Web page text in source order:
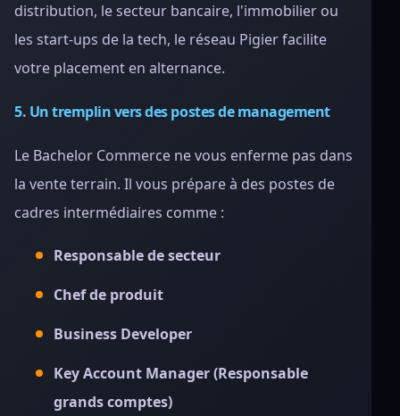
distribution, le secteur bancaire, l'immobilier ou
les start-ups de la tech, le réseau Pigier facilite
votre placement en alternance.
5. Un tremplin vers des postes de management
Le Bachelor Commerce ne vous enferme pas dans
la vente terrain. Il vous prépare à des postes de
cadres intermédiaires comme :
Responsable de secteur
Chef de produit
Business Developer
Key Account Manager (Responsable
grands comptes)